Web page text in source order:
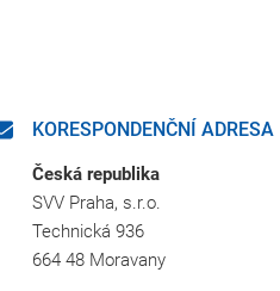
KORESPONDENČNÍ ADRESA
Česká republika
SVV Praha, s.r.o.
Technická 936
664 48 Moravany